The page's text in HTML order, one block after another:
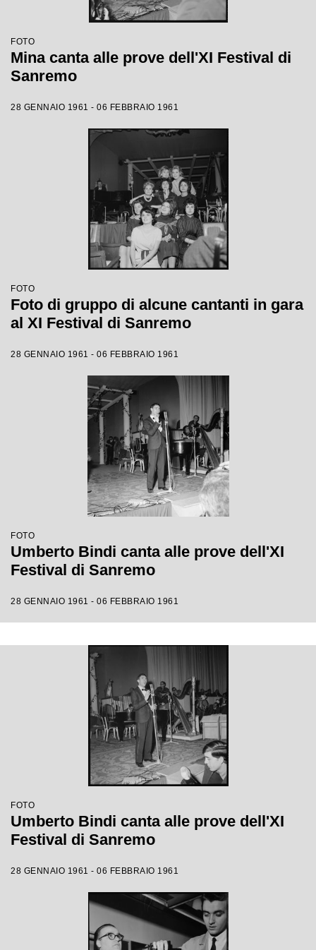
FOTO
Mina canta alle prove dell'XI Festival di
Sanremo
28 GENNAIO 1961 - 06 FEBBRAIO 1961
FOTO
Foto di gruppo di alcune cantanti in gara
al XI Festival di Sanremo
28 GENNAIO 1961 - 06 FEBBRAIO 1961
FOTO
Umberto Bindi canta alle prove dell'XI
Festival di Sanremo
28 GENNAIO 1961 - 06 FEBBRAIO 1961
FOTO
Umberto Bindi canta alle prove dell'XI
Festival di Sanremo
28 GENNAIO 1961 - 06 FEBBRAIO 1961